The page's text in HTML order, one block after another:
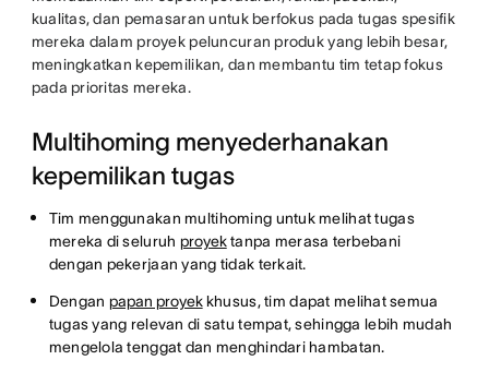
kualitas, dan pemasaran untuk berfokus pada tugas spesifik
mereka dalam proyek peluncuran produk yang lebih besar,
meningkatkan kepemilikan, dan membantu tim tetap fokus
pada prioritas mereka.
Multihoming menyederhanakan
kepemilikan tugas
Tim menggunakan multihoming untuk melihat tugas
mereka di seluruh proyektanpa merasa terbebani
dengan pekerjaan yang tidak terkait.
Dengan papan proyekkhusus, tim dapat melihat semua
tugas yang relevan di satu tempat, sehingga lebih mudah
mengelola tenggat dan menghindari hambatan.